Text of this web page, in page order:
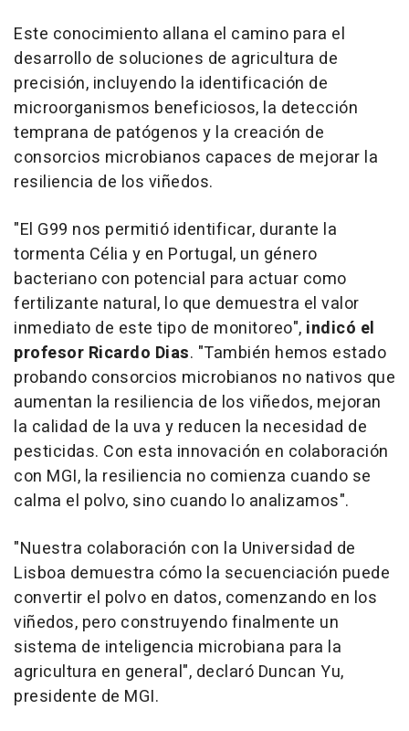
Este conocimiento allana el camino para el
desarrollo de soluciones de agricultura de
precisión, incluyendo la identificación de
microorganismos beneficiosos, la detección
temprana de patógenos y la creación de
consorcios microbianos capaces de mejorar la
resiliencia de los viñedos.
"El G99 nos permitió identificar, durante la
tormenta Célia y en Portugal, un género
bacteriano con potencial para actuar como
fertilizante natural, lo que demuestra el valor
inmediato de este tipo de monitoreo", indicó el
profesor Ricardo Dias. "También hemos estado
probando consorcios microbianos no nativos que
aumentan la resiliencia de los viñedos, mejoran
la calidad de la uva y reducen la necesidad de
pesticidas. Con esta innovación en colaboración
con MGI, la resiliencia no comienza cuando se
calma el polvo, sino cuando lo analizamos".
"Nuestra colaboración con la Universidad de
Lisboa demuestra cómo la secuenciación puede
convertir el polvo en datos, comenzando en los
viñedos, pero construyendo finalmente un
sistema de inteligencia microbiana para la
agricultura en general", declaró Duncan Yu,
presidente de MGI.